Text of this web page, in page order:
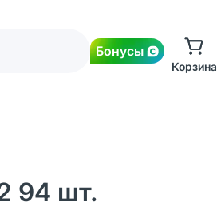
Бонусы
Корзина
94 шт.